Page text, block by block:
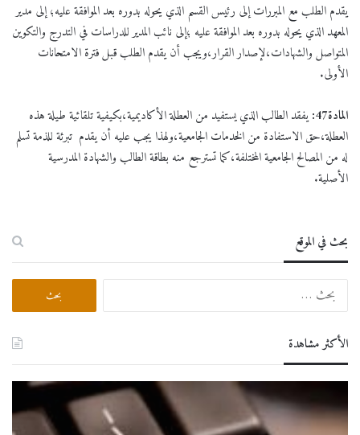
يقدم الطلب مع المبررات إلى رئيس القسم الذي يحوله بدوره بعد الموافقة عليه؛ إلى مدير
المعهد الذي يحوله بدوره بعد الموافقة عليه ؛إلى نائب المدير للدراسات في التدرج والتكوين
المتواصل والشهادات،لإصدار القرار،ويجب أن يقدم الطلب قبل فترة الامتحانات
الأولى.
المادة47:
يفقد الطالب الذي يستفيد من العطلة الأكاديمية،بكيفية تلقائية طيلة هذه
العطلة،حق الاستفادة من الخدمات الجامعية،ولهذا يجب عليه أن يقدم تبرئة للذمة تسلم
له من المصالح الجامعية المختلفة،كما تسترجع منه بطاقة الطالب والشهادة المدرسية
الأصلية.
بحث في الموقع
البحث
الأكثر مشاهدة